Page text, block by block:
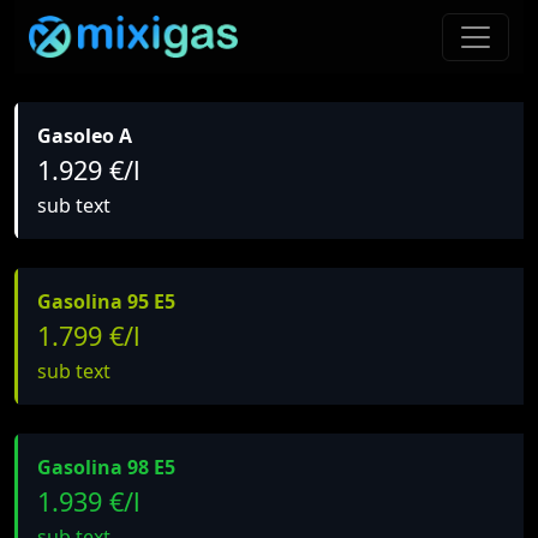
Gasoleo A
1.929 €/l
sub text
Gasolina 95 E5
1.799 €/l
sub text
Gasolina 98 E5
1.939 €/l